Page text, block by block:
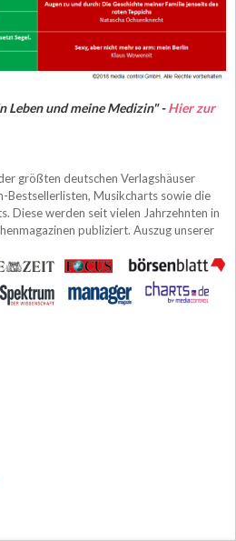
Leben und meine Medizin" -Hier zur
größten deutschen Verlagshäuser
Bestsellerlisten, Musikcharts sowie die
Diese werden seit vielen Jahrzehnten in
publiziert. Auszug unserer